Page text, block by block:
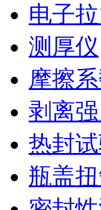
电子
测厚仪
摩擦
剥离
热封
瓶盖